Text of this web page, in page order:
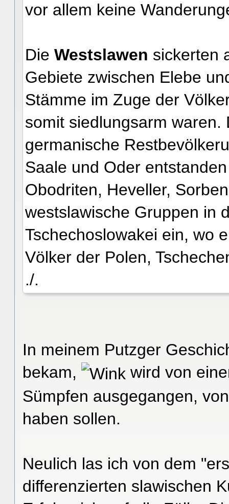
vor allem keine
Die Westslawen sickerten
Gebiete zwischen Elebe
Stämme im Zuge der
somit siedlungsarm
germanische
Saale und Oder
Obodriten, Heveller,
westslawische Gruppen in
Tschechoslowakei ein, wo
Völker der Polen,
./.
In meinem Putzger
bekam,
wird von
Sümpfen ausgegangen,
haben sollen.
Neulich las ich von dem
differenzierten slawischen